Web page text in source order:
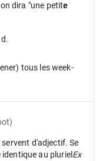
dira "une petite
tous les week-
d'adjectif. Se
au pluriel Ex